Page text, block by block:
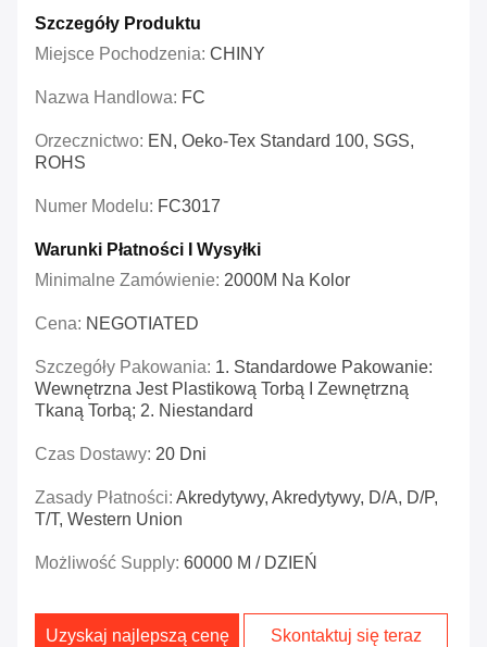
Szczegóły Produktu
Miejsce Pochodzenia: CHINY
Nazwa Handlowa: FC
Orzecznictwo: EN, Oeko-Tex Standard 100, SGS,
ROHS
Numer Modelu: FC3017
Warunki Płatności I Wysyłki
Minimalne Zamówienie: 2000M Na Kolor
Cena: NEGOTIATED
Szczegóły Pakowania: 1. Standardowe Pakowanie:
Wewnętrzna Jest Plastikową Torbą I Zewnętrzną
Tkaną Torbą; 2. Niestandard
Czas Dostawy: 20 Dni
Zasady Płatności: Akredytywy, Akredytywy, D/A, D/P,
T/T, Western Union
Możliwość Supply: 60000 M / DZIEŃ
Uzyskaj najlepszą cenę Skontaktuj się teraz